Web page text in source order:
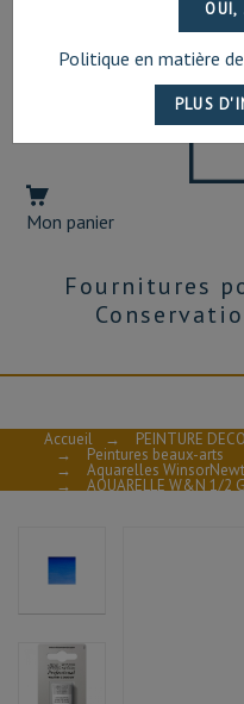
Mon panier
Fournitures
Politique en matière
Accueil → PEINTURE
→ Peintures beaux-arts
→ Aquarelles
→ AQUARELLE W&N 1/2